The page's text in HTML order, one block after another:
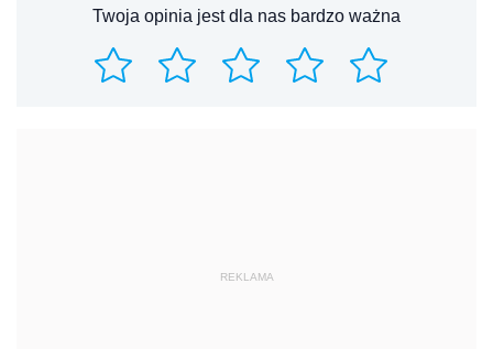
Twoja opinia jest dla nas bardzo ważna
REKLAMA